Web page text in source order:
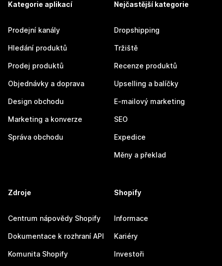
Kategorie aplikací
Prodejní kanály
Hledání produktů
Prodej produktů
Objednávky a doprava
Design obchodu
Marketing a konverze
Správa obchodu
Nejčastější kategorie
Dropshipping
Tržiště
Recenze produktů
Upselling a balíčky
E-mailový marketing
SEO
Expedice
Měny a překlad
Zdroje
Centrum nápovědy Shopify
Dokumentace k rozhraní API
Komunita Shopify
Shopify
Informace
Kariéry
Investoři